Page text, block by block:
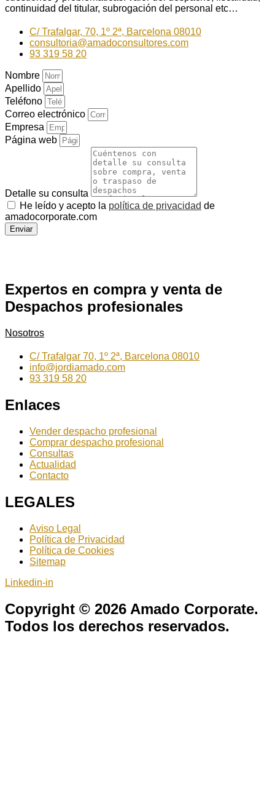
continuidad del titular, subrogación del personal etc…
C/ Trafalgar, 70, 1º 2ª, Barcelona 08010
consultoria@amadoconsultores.com
93 319 58 20
Nombre
Apellido
Teléfono
Correo electrónico
Empresa
Página web
Detalle su consulta
He leído y acepto la política de privacidad de
amadocorporate.com
Enviar
Expertos en compra y venta de
Despachos profesionales
Nosotros
C/ Trafalgar 70, 1º 2ª, Barcelona 08010
info@jordiamado.com
93 319 58 20
Enlaces
Vender despacho profesional
Comprar despacho profesional
Consultas
Actualidad
Contacto
LEGALES
Aviso Legal
Política de Privacidad
Política de Cookies
Sitemap
Linkedin-in
Copyright © 2026 Amado Corporate.
Todos los derechos reservados.